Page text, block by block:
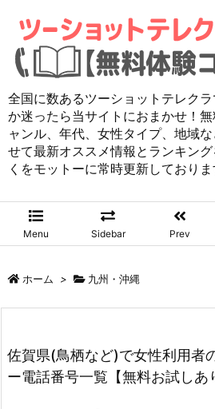
全国に数あるツーショットテレク
か迷ったら当サイトにおまかせ！
ャンル、年代、女性タイプ、地域
せて最新オススメ情報とランキン
くをモットーに常時更新しておりま
Menu Sidebar Prev
ホーム > 九州・沖縄
佐賀県(鳥栖など)で女性利用者
ー電話番号一覧【無料お試しあ